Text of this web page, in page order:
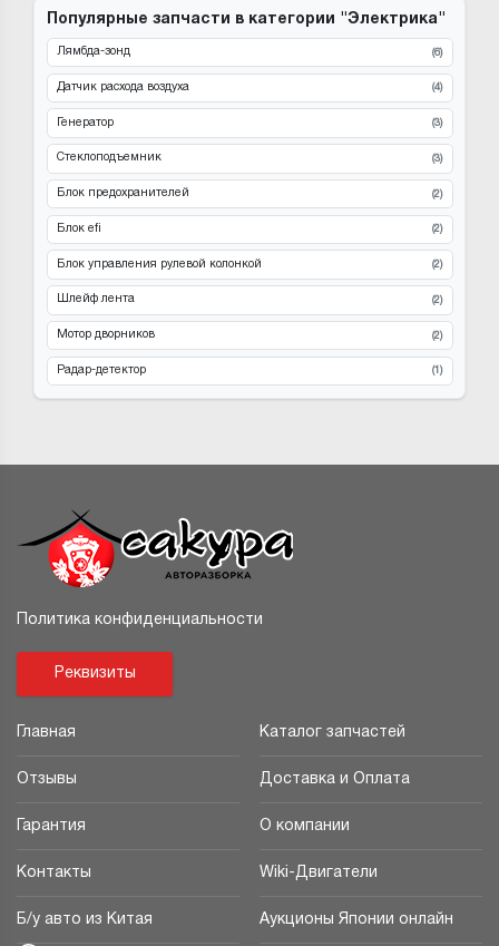
Популярные запчасти в категории "Электрика"
Лямбда-зонд (6)
Датчик расхода воздуха (4)
Генератор (3)
Стеклоподъемник (3)
Блок предохранителей (2)
Блок efi (2)
Блок управления рулевой колонкой (2)
Шлейф лента (2)
Мотор дворников (2)
Радар-детектор (1)
Политика конфиденциальности
Реквизиты
Главная Каталог запчастей
Отзывы Доставка и Оплата
Гарантия О компании
Контакты Wiki-Двигатели
Б/у авто из Китая Аукционы Японии онлайн